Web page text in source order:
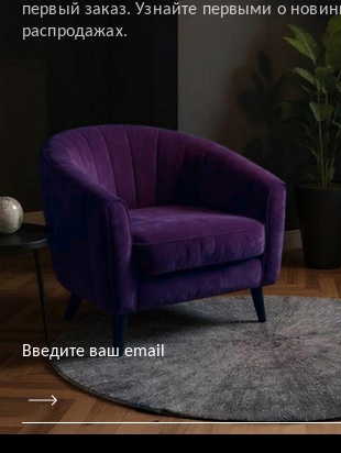
первый заказ. Узнайте первыми о
распродажах.